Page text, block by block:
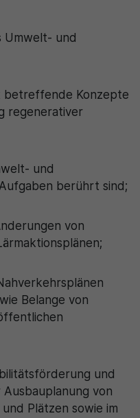
Umwelt- und
betreffende Konzepte
regenerativer
und
berührt sind;
von
Belange von
und
von
Plätzen sowie im